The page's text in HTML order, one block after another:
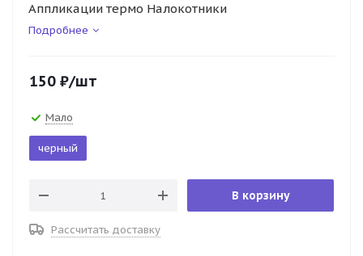
Аппликации термо Налокотники
Подробнее
150 ₽/шт
Мало
черный
В корзину
Рассчитать доставку